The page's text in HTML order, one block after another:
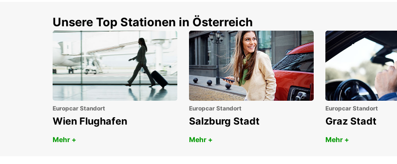
Unsere Top Stationen in Österreich
Europcar Standort
Wien Flughafen
Mehr +
Europcar Standort
Salzburg Stadt
Mehr +
Europcar Standort
Graz Stadt
Mehr +